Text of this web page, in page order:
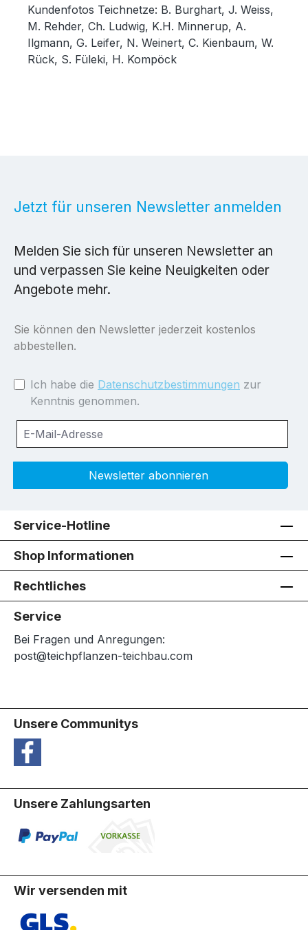
Kundenfotos Teichnetze: B. Burghart, J. Weiss,
M. Rehder, Ch. Ludwig, K.H. Minnerup, A.
Ilgmann, G. Leifer, N. Weinert, C. Kienbaum, W.
Rück, S. Füleki, H. Kompöck
Jetzt für unseren Newsletter anmelden
Melden Sie sich für unseren Newsletter an
und verpassen Sie keine Neuigkeiten oder
Angebote mehr.
Sie können den Newsletter jederzeit kostenlos
abbestellen.
Ich habe die Datenschutzbestimmungen zur
Kenntnis genommen.
Newsletter abonnieren
Service-Hotline
Shop Informationen
Rechtliches
Service
Bei Fragen und Anregungen:
post@teichpflanzen-teichbau.com
Unsere Communitys
Unsere Zahlungsarten
Wir versenden mit